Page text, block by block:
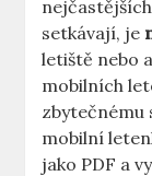
setkávají, je
letiště nebo
mobilních
zbytečnému
mobilní
jako PDF a